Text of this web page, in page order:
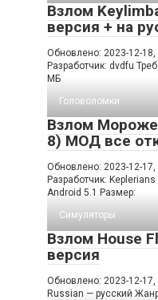
Взлом
версия + на
Обновлено: 2023-12-
Разработчик: dvdfu
МБ
Головоломки
Взлом
8) МОД все
Обновлено: 2023-12-
Разработчик:
Android 5.1 Размер:
Симуляторы
Взлом House
версия
Обновлено: 2023-12-
Russian — русский